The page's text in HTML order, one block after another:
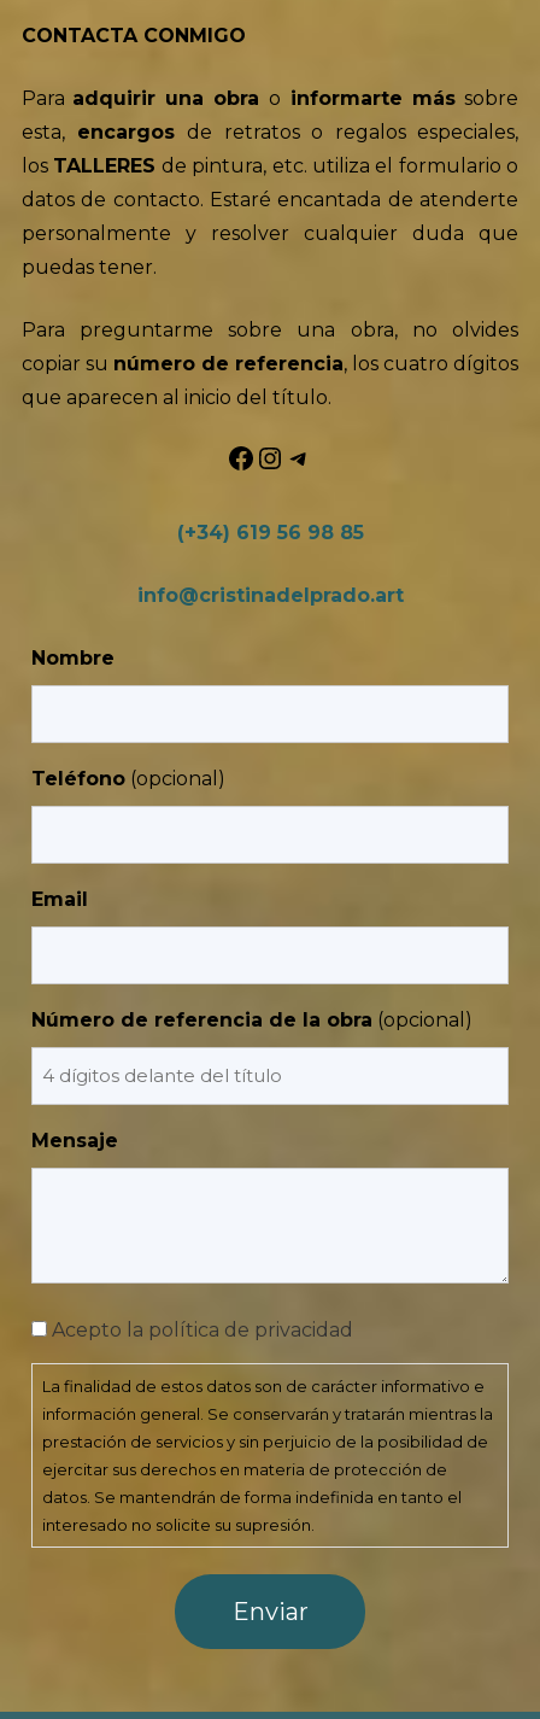
CONTACTA CONMIGO
Para adquirir una obra o informarte mássobre
esta,encargos de retratos o regalos especiales,
los TALLERES de pintura, etc. utiliza el formulario o
datos de contacto. Estaré encantada de atenderte
personalmente y resolver cualquier duda que
puedas tener.
Para preguntarme sobre una obra, no olvides
copiar su número de referencia, los cuatro dígitos
que aparecen al inicio del título.
Facebook Instagram Telegram
(+34) 619 56 98 85
info@cristinadelprado.art
Nombre
Teléfono
Email
Número de referencia de la obra
Mensaje
Consentimiento
Acepto la política de privacidad
La finalidad de estos datos son de carácter informativo e
información general. Se conservarán y tratarán mientras la
prestación de servicios y sin perjuicio de la posibilidad de
ejercitar sus derechos en materia de protección de
datos. Se mantendrán de forma indefinida en tanto el
interesado no solicite su supresión.